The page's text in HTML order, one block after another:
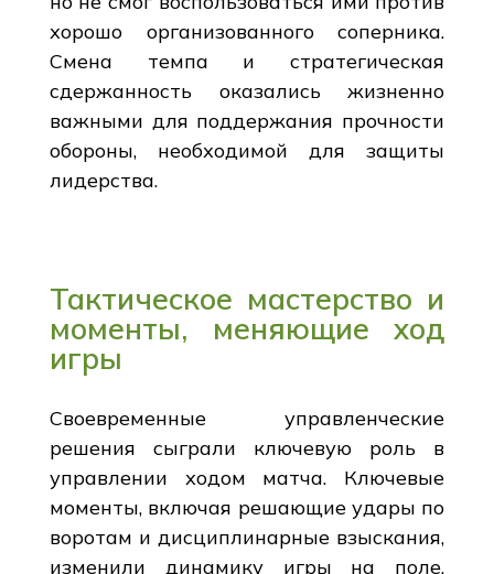
хорошо организованного соперника.
Смена темпа и стратегическая
сдержанность оказались жизненно
важными для поддержания прочности
обороны, необходимой для защиты
лидерства.
Тактическое мастерство и
моменты, меняющие ход
игры
Своевременные управленческие
решения сыграли ключевую роль в
управлении ходом матча. Ключевые
моменты, включая решающие удары по
воротам и дисциплинарные взыскания,
изменили динамику игры на поле.